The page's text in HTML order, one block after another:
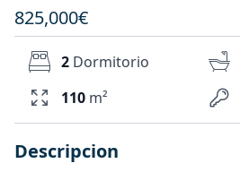
825,000€
2 Dormitorio
110 m²
Descripcion